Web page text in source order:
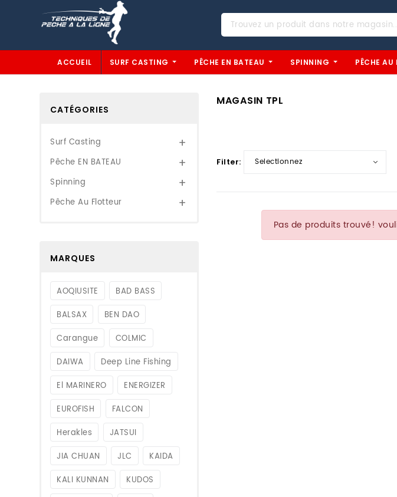
ACCUEIL SURF CASTING PÊCHE EN BATEAU SPINNING PÊCHE AU
CATÉGORIES
Surf Casting
Pêche EN BATEAU
Spinning
Pêche Au Flotteur
MARQUES
AOQIUSITE
BAD BASS
BALSAX
BEN DAO
Carangue
COLMIC
DAIWA
Deep Line Fishing
El MARINERO
ENERGIZER
EUROFISH
FALCON
Herakles
JATSUI
JIA CHUAN
JLC
KAIDA
KALI KUNNAN
KUDOS
MAGASIN TPL
Filter:
Pas de produits trouvé!